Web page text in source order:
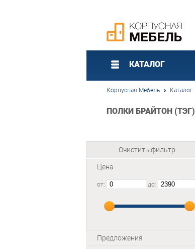
КАТАЛОГ
Корпусная Мебель Каталог
ПОЛКИ БРАЙТОН (ТЭГ)
Очистить фильтр
Цена
от: до:
Предложения